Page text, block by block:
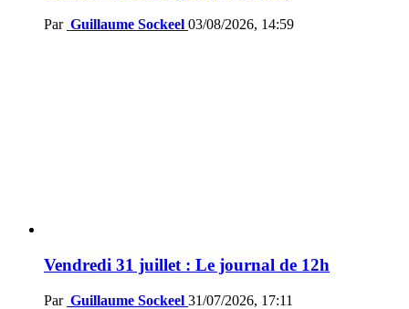
Par Guillaume Sockeel 03/08/2026, 14:59
Vendredi 31 juillet : Le journal de 12h
Par Guillaume Sockeel 31/07/2026, 17:11